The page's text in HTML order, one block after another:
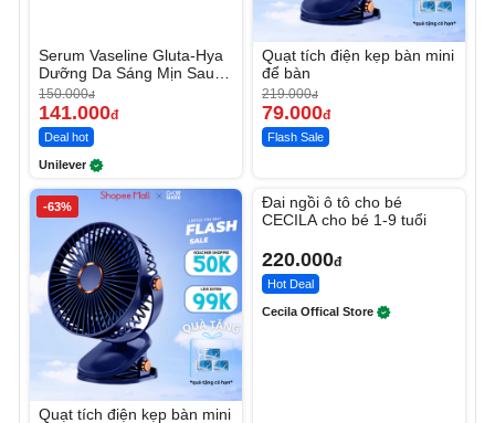
Serum Vaseline Gluta-Hya
Dưỡng Da Sáng Mịn Sau 7
Ngày
150.000đ
141.000đ
Deal hot
Unilever
Quạt tích điện kẹp bàn mini
để bàn
219.000đ
79.000đ
Flash Sale
-63%
Quạt tích điện kẹp bàn mini
Đai ngồi ô tô cho bé
CECILA cho bé 1-9 tuổi
220.000đ
Hot Deal
Cecila Offical Store